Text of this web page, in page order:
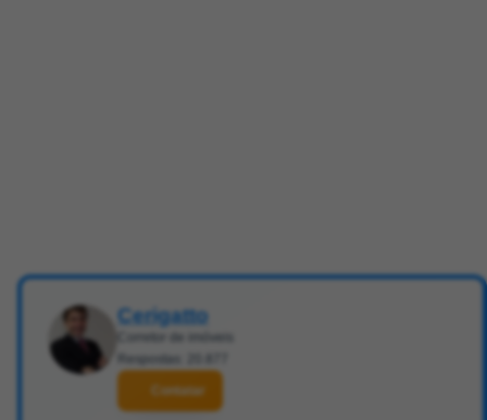
Cerigatto
Corretor de imóveis
Respostas: 20.877
Contatar